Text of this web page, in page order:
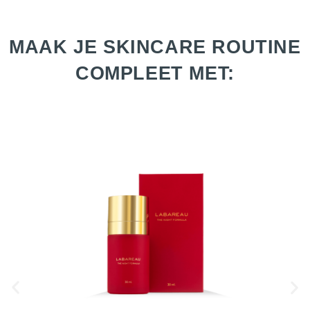
MAAK JE SKINCARE ROUTINE
COMPLEET MET: